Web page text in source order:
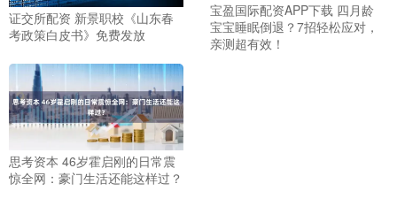
证交所配资 新景职校《山东春
考政策白皮书》免费发放
宝盈国际配资APP下载 四月龄
宝宝睡眠倒退？7招轻松应对，
亲测超有效！
思考资本 46岁霍启刚的日常震
惊全网：豪门生活还能这样过？